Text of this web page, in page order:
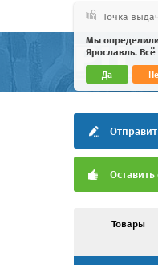
Точка
Мы
Ярославль.
Да
Товары